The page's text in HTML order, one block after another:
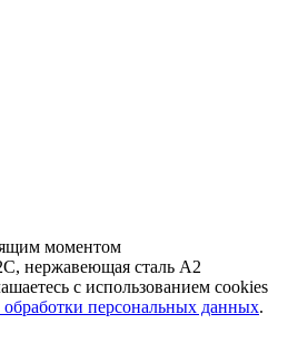
моментом
нержавеющая сталь А2
с использованием cookies
персональных данных.